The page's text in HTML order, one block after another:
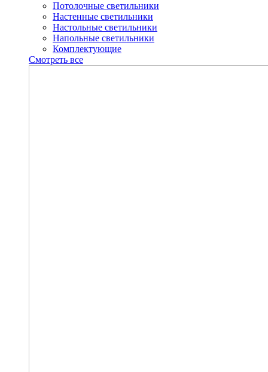
Потолочные светильники
Настенные светильники
Настольные светильники
Напольные светильники
Комплектующие
Смотреть все